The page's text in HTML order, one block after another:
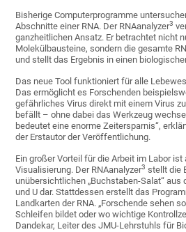
Bisherige Computerprogramme
Abschnitte einer RNA. Der RNAanalyzer3
ganzheitlichen Ansatz. Er betrachtet nicht
Molekülbausteine, sondern die gesamte
und stellt das Ergebnis in einen
Das neue Tool funktioniert für alle
Das ermöglicht es Forschenden
gefährliches Virus direkt mit einem Virus
befällt – ohne dabei das Werkzeug
bedeutet eine enorme Zeitersparnis“,
der Erstautor der Veröffentlichung.
Ein großer Vorteil für die Arbeit im Labor
Visualisierung. Der RNAanalyzer3 stellt die
unübersichtlichen „Buchstaben-Salat“ aus
und U dar. Stattdessen erstellt das
Landkarten der RNA. „Forschende sehen
Schleifen bildet oder wo wichtige
Dandekar, Leiter des JMU-Lehrstuhls für